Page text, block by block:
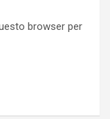
browser per